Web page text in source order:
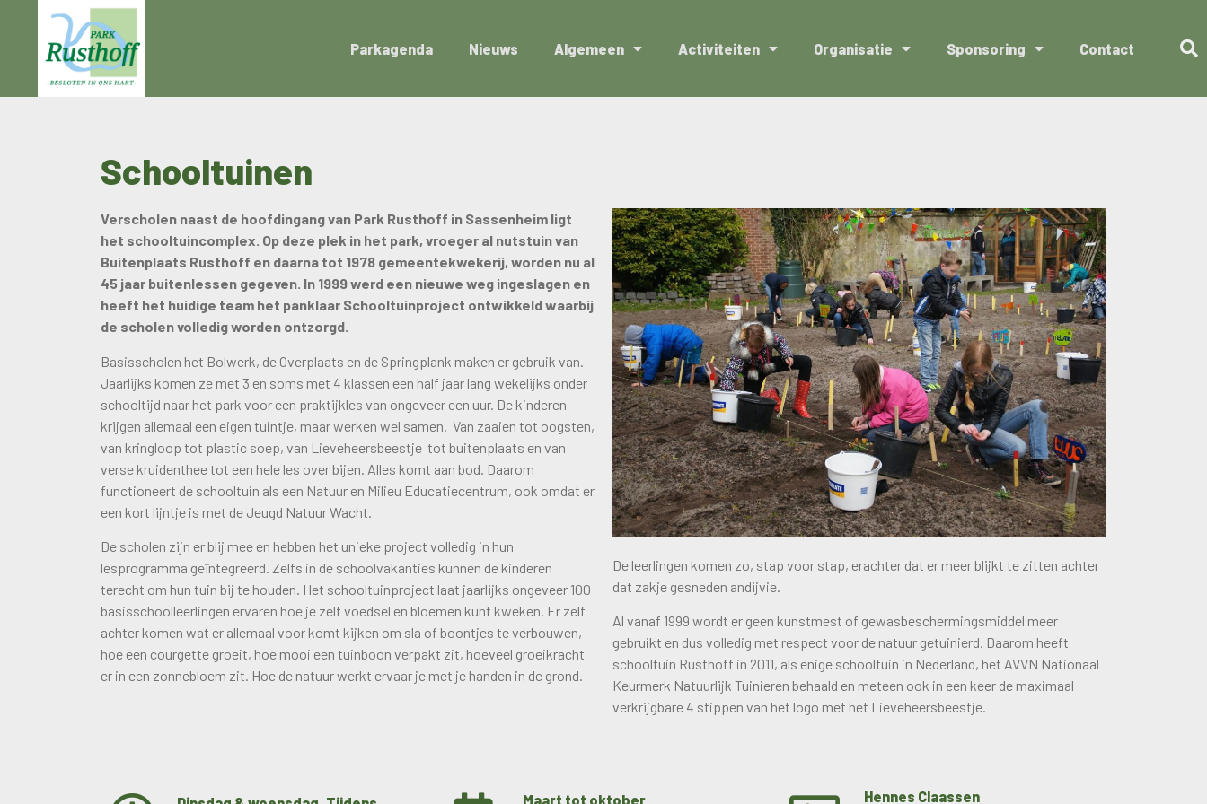
Parkagenda Nieuws Algemeen Activiteiten Organisatie Sponsoring Contact
Schooltuinen
Verscholen naast de hoofdingang van Park Rusthoff in Sassenheim ligt
het schooltuincomplex. Op deze plek in het park, vroeger al nutstuin van
Buitenplaats Rusthoff en daarna tot 1978 gemeentekwekerij, worden nu al
45 jaar buitenlessen gegeven. In 1999 werd een nieuwe weg ingeslagen en
heeft het huidige team het panklaar Schooltuinproject ontwikkeld waarbij
de scholen volledig worden ontzorgd.
Basisscholen het Bolwerk, de Overplaats en de Springplank maken er gebruik van.
Jaarlijks komen ze met 3 en soms met 4 klassen een half jaar lang wekelijks onder
schooltijd naar het park voor een praktijkles van ongeveer een uur. De kinderen
krijgen allemaal een eigen tuintje, maar werken wel samen. Van zaaien tot oogsten,
van kringloop tot plastic soep, van Lieveheersbeestje tot buitenplaats en van
verse kruidenthee tot een hele les over bijen. Alles komt aan bod. Daarom
functioneert de schooltuin als een Natuur en Milieu Educatiecentrum, ook omdat er
een kort lijntje is met de Jeugd Natuur Wacht.
De scholen zijn er blij mee en hebben het unieke project volledig in hun
lesprogramma geïntegreerd. Zelfs in de schoolvakanties kunnen de kinderen
terecht om hun tuin bij te houden. Het schooltuinproject laat jaarlijks ongeveer 100
basisschoolleerlingen ervaren hoe je zelf voedsel en bloemen kunt kweken. Er zelf
achter komen wat er allemaal voor komt kijken om sla of boontjes te verbouwen,
hoe een courgette groeit, hoe mooi een tuinboon verpakt zit, hoeveel groeikracht
er in een zonnebloem zit. Hoe de natuur werkt ervaar je met je handen in de grond.
De leerlingen komen zo, stap voor stap, erachter dat er meer blijkt te zitten achter
dat zakje gesneden andijvie.
Al vanaf 1999 wordt er geen kunstmest of gewasbeschermingsmiddel meer
gebruikt en dus volledig met respect voor de natuur getuinierd. Daarom heeft
schooltuin Rusthoff in 2011, als enige schooltuin in Nederland, het AVVN Nationaal
Keurmerk Natuurlijk Tuinieren behaald en meteen ook in een keer de maximaal
verkrijgbare 4 stippen van het logo met het Lieveheersbeestje.
Maart tot oktober Hennes Claassen